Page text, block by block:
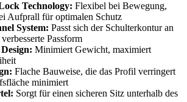
Technology: Flexibel bei Bewegung,
Aufprall für optimalen Schutz
System: Passt sich der Schulterkontur an
Passform
Minimiert Gewicht, maximiert
Flache Bauweise, die das Profil verringert
minimiert
Sorgt für einen sicheren Sitz unterhalb des